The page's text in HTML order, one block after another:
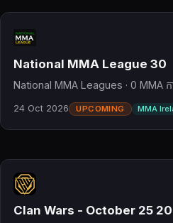
National MMA League 30
National MMA Leagues · 0 MMA ក
24 Oct 2026 UPCOMING MMA
Clan Wars - October 25